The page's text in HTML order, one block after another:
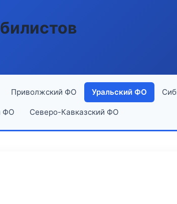
Приволжский ФО Уральский ФО
ФО Северо-Кавказский ФО